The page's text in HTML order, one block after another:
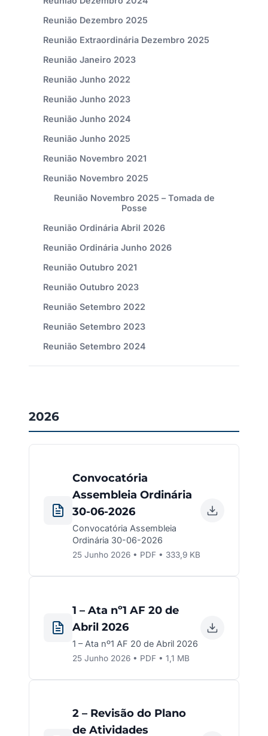
Reunião Dezembro 2025
Reunião Extraordinária Dezembro 2025
Reunião Janeiro 2023
Reunião Junho 2022
Reunião Junho 2023
Reunião Junho 2024
Reunião Junho 2025
Reunião Novembro 2021
Reunião Novembro 2025
Reunião Novembro 2025 – Tomada de
Posse
Reunião Ordinária Abril 2026
Reunião Ordinária Junho 2026
Reunião Outubro 2021
Reunião Outubro 2023
Reunião Setembro 2022
Reunião Setembro 2023
Reunião Setembro 2024
2026
Convocatória
Assembleia Ordinária
30-06-2026
Convocatória Assembleia
Ordinária 30-06-2026
25 Junho 2026 • PDF • 333,9 KB
1 – Ata nº1 AF 20 de
Abril 2026
1 – Ata nº1 AF 20 de Abril 2026
25 Junho 2026 • PDF • 1,1 MB
2 – Revisão do Plano
de Atividades